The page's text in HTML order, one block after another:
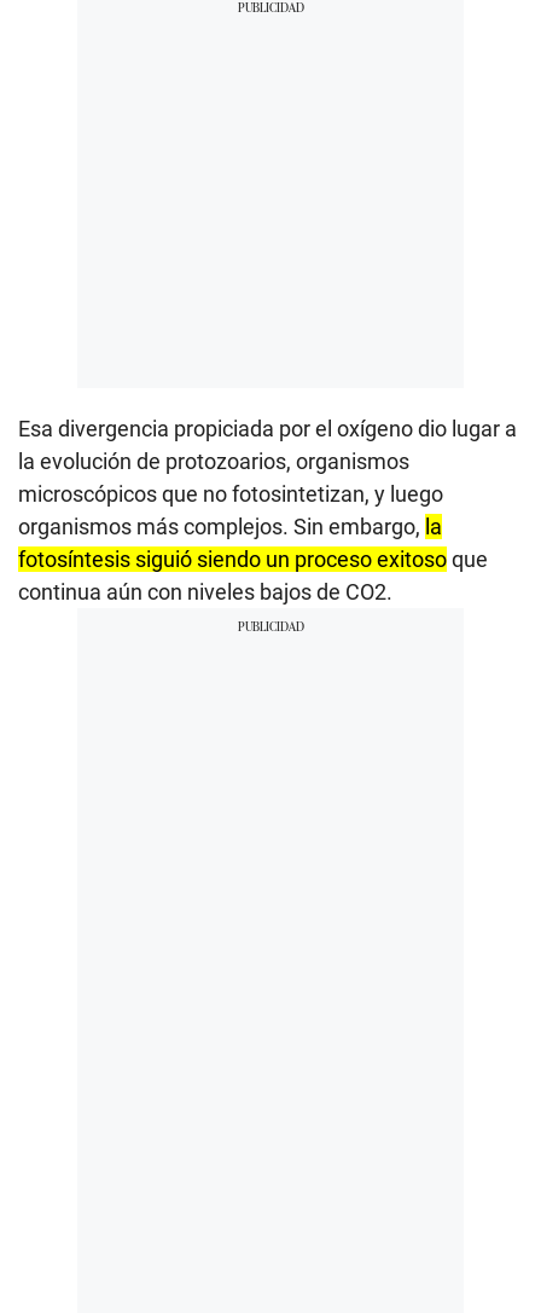
Esa divergencia propiciada por el oxígeno dio lugar a
la evolución de protozoarios, organismos
microscópicos que no fotosintetizan, y luego
organismos más complejos. Sin embargo, la
fotosíntesis siguió siendo un proceso exitosoque
continua aún con niveles bajos de CO2.